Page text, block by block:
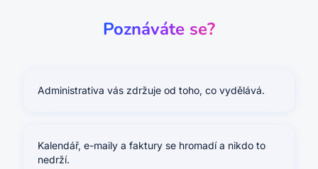
Poznáváte se?
Administrativa vás zdržuje od toho, co vydělává.
Kalendář, e-maily a faktury se hromadí a nikdo to
nedrží.